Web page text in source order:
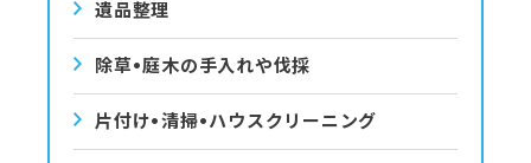
遺品整理
除草•庭⽊の⼿⼊れや伐採
⽚付け•清掃•ハウスクリーニング